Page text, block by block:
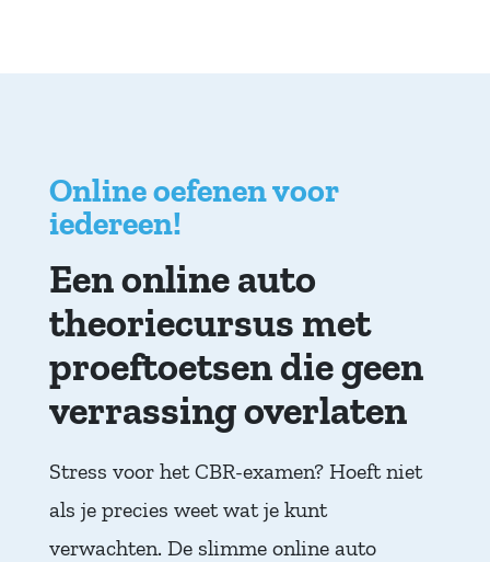
Online oefenen voor
iedereen!
Een online auto
theoriecursus met
proeftoetsen die geen
verrassing overlaten
Stress voor het CBR-examen? Hoeft niet
als je precies weet wat je kunt
verwachten. De slimme online auto